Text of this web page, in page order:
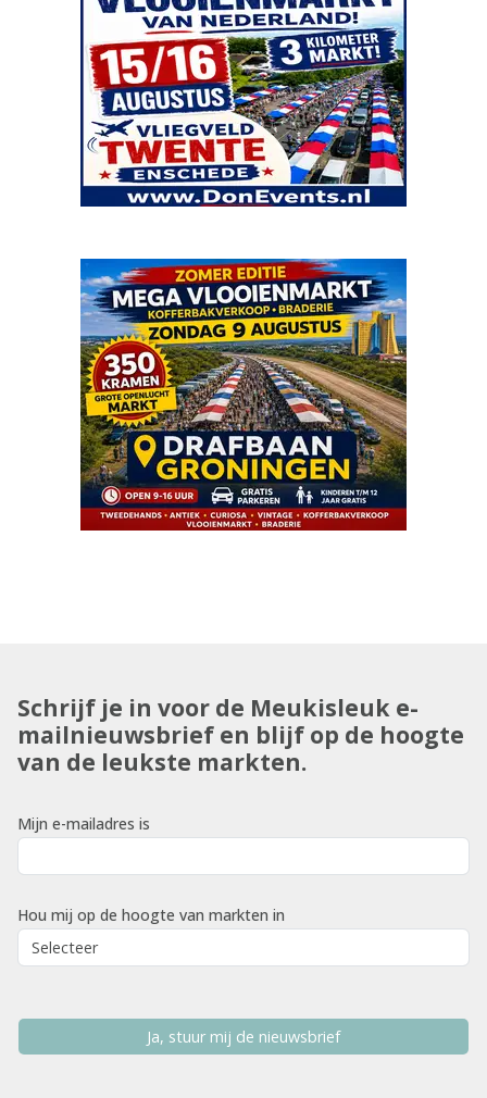
Schrijf je in voor de Meukisleuk e-
mailnieuwsbrief en blijf op de hoogte
van de leukste markten.
Mijn e-mailadres is
Hou mij op de hoogte van markten in
Ja, stuur mij de nieuwsbrief